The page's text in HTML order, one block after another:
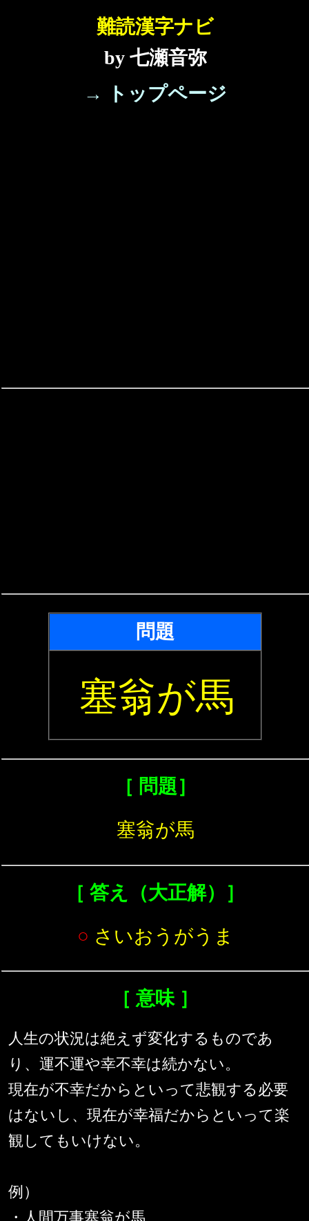
難読漢字ナビ
by 七瀬音弥
→ トップページ
問題
塞翁が馬
［ 問題］
塞翁が馬
［ 答え（大正解）］
○ さいおうがうま
［ 意味 ］
人生の状況は絶えず変化するものであ
り、運不運や幸不幸は続かない。
現在が不幸だからといって悲観する必要
はないし、現在が幸福だからといって楽
観してもいけない。
例）
・人間万事塞翁が馬